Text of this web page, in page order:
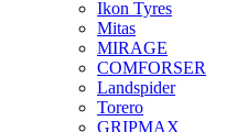
Ikon Tyres
Mitas
MIRAGE
COMFORSER
Landspider
Torero
GRIPMAX